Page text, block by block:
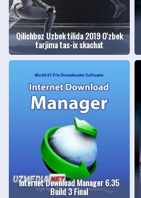
Qilichboz Uzbek tilida 2019 O'zbek
tarjima tas-ix skachat
Internet Download Manager 6.35
Build 3 Final